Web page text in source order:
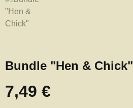
Bundle "Hen & Chick"
Regulärer Preis:
7,49 €